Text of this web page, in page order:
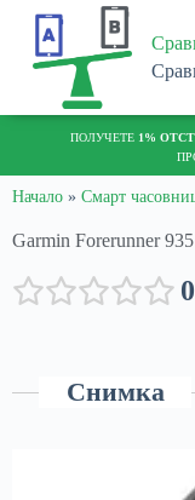
o
n
e
t
ПОЛУЧЕТЕ 1%
Начало » Смарт
Garmin Forerunner
Снимка